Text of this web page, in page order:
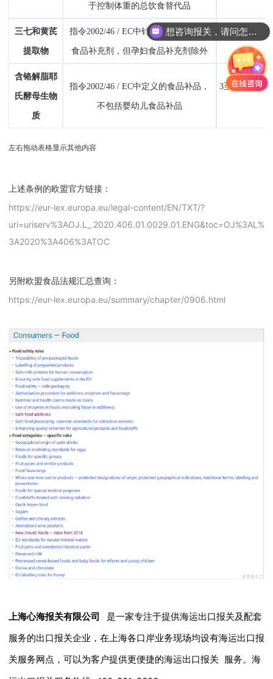
于控制体重的总饮食替代品
三七和黄芪
提取物
指令2002/46 / EC中针对一般成年人的
食品补充剂，但孕妇食品补充剂除外
含铬解脂耶
氏酵母生物
质
指令2002/46 / EC中定义的食品补品，
不包括婴幼儿食品补品
3至9岁儿童
左右拖动表格显示其他内容
上述条例的欧盟官方链接：
https://eur-lex.europa.eu/legal-content/EN/TXT/?
uri=uriserv%3AOJ.L_.2020.406.01.0029.01.ENG&toc=OJ%3AL%
3A2020%3A406%3ATOC
另附欧盟食品法规汇总查询：
https://eur-lex.europa.eu/summary/chapter/0906.html
上海心海报关有限公司 是一家专注于提供海运出口报关及配套
服务的出口报关企业，在上海各口岸业务现场均设有海运出口报
关服务网点，可以为客户提供更便捷的海运出口报关 服务。海
想咨询报关，请问怎么收费？